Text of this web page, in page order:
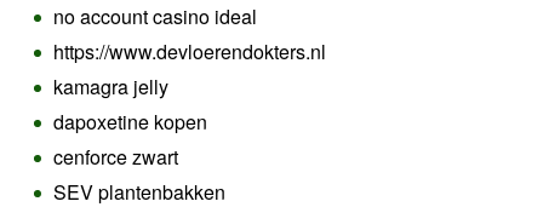
no account casino ideal
https://www.devloerendokters.nl
kamagra jelly
dapoxetine kopen
cenforce zwart
SEV plantenbakken